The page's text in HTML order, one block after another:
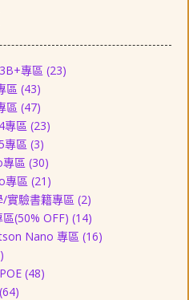
專區 (23)
區 (43)
區 (47)
專區 (23)
專區 (3)
區 (30)
專區 (21)
實驗書籍專區 (2)
(50% OFF) (14)
Nano 專區 (16)
(48)
(64)